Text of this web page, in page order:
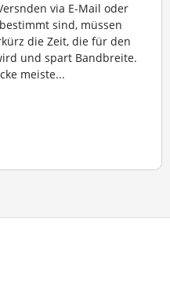
via E-Mail oder
sind, müssen
die Zeit, die für den
und spart Bandbreite.
meiste...